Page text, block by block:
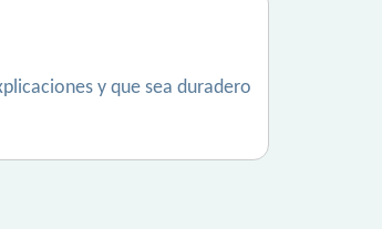
y que sea duradero